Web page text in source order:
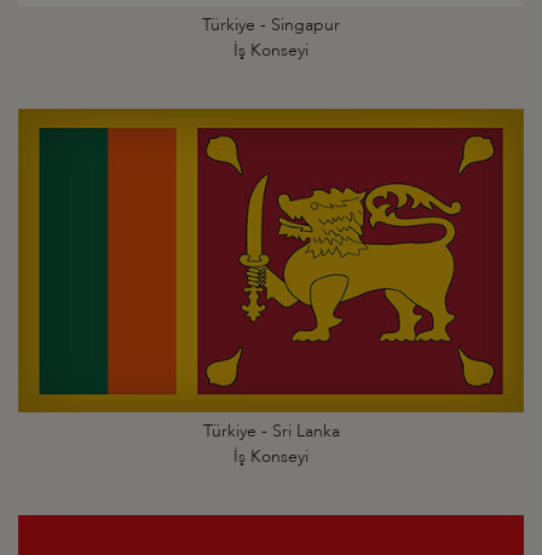
Türkiye - Singapur
İş Konseyi
Türkiye - Sri Lanka
İş Konseyi